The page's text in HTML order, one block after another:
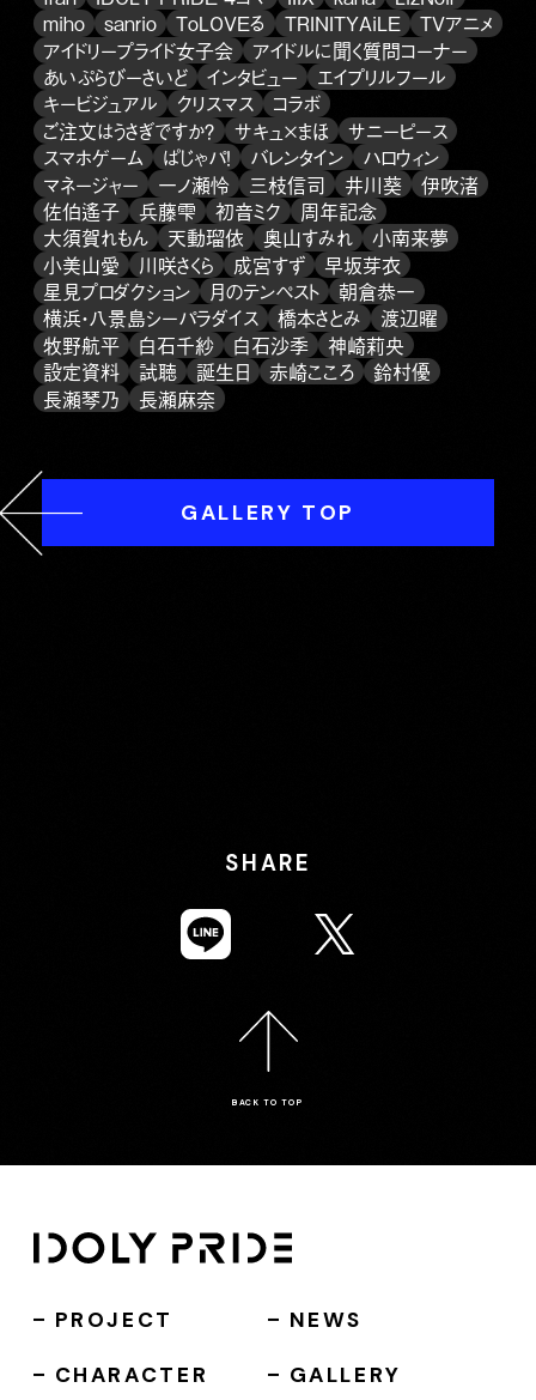
miho
sanrio ToLOVEる TRINITYAiLE
TVアニメ
アイドリープライド女子会
アイドルに聞く質問コーナー
あいぷらびーさいど
インタビュー
エイプリルフール
キービジュアル
クリスマス
コラボ
ご注文はうさぎですか？
サキュ×まほ
サニーピース
スマホゲーム
ぱじゃパ！ バレンタイン
ハロウィン
マネージャー
一ノ瀬怜 三枝信司 井川葵
伊吹渚
佐伯遙子
兵藤雫 初音ミク
周年記念
大須賀れもん
天動瑠依 奥山すみれ
小南来夢
小美山愛
川咲さくら 成宮すず
早坂芽衣
星見プロダクション
月のテンペスト
朝倉恭一
横浜・八景島シーパラダイス
橋本さとみ
渡辺曜
牧野航平
白石千紗 白石沙季
神崎莉央
設定資料
試聴 誕生日 赤崎こころ
鈴村優
長瀬琴乃
長瀬麻奈
GALLERY TOP
SHARE
BACK TO TOP
PROJECT
CHARACTER
NEWS
GALLERY